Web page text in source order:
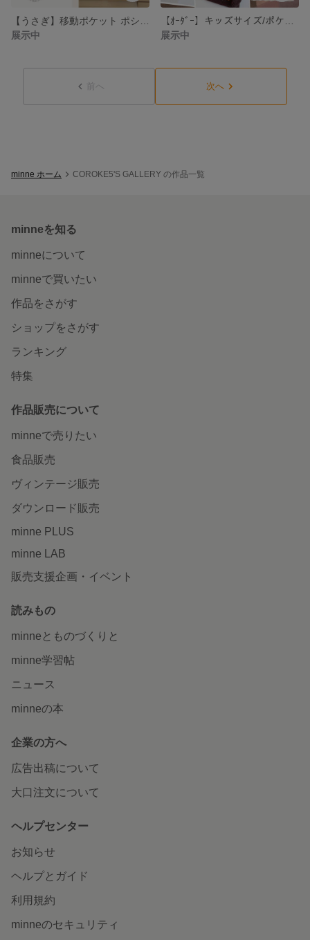
展示中
展示中
前へ 次へ
minne ホーム COROKE5'S GALLERY の作品一覧
minneを知る
minneについて
minneで買いたい
作品をさがす
ショップをさがす
ランキング
特集
作品販売について
minneで売りたい
食品販売
ヴィンテージ販売
ダウンロード販売
minne PLUS
minne LAB
販売支援企画・イベント
読みもの
minneとものづくりと
minne学習帖
ニュース
minneの本
企業の方へ
広告出稿について
大口注文について
ヘルプセンター
お知らせ
ヘルプとガイド
利用規約
minneのセキュリティ